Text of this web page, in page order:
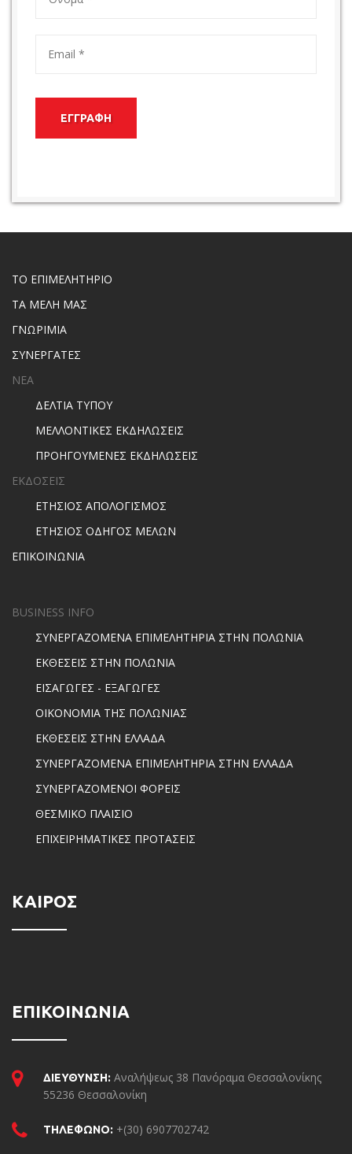
ΕΓΓΡΑΦΗ
ΤΟ ΕΠΙΜΕΛΗΤΗΡΙΟ
ΤΑ ΜΕΛΗ ΜΑΣ
ΓΝΩΡΙΜΙΑ
ΣΥΝΕΡΓΑΤΕΣ
ΝΕΑ
ΔΕΛΤΙΑ ΤΥΠΟΥ
ΜΕΛΛΟΝΤΙΚΕΣ ΕΚΔΗΛΩΣΕΙΣ
ΠΡΟΗΓΟΥΜΕΝΕΣ ΕΚΔΗΛΩΣΕΙΣ
ΕΚΔΟΣΕΙΣ
ΕΤΗΣΙΟΣ ΑΠΟΛΟΓΙΣΜΟΣ
ΕΤΗΣΙΟΣ ΟΔΗΓΟΣ ΜΕΛΩΝ
ΕΠΙΚΟΙΝΩΝΙΑ
BUSINESS INFO
ΣΥΝΕΡΓΑΖΟΜΕΝΑ ΕΠΙΜΕΛΗΤΗΡΙΑ ΣΤΗΝ ΠΟΛΩΝΙΑ
ΕΚΘΕΣΕΙΣ ΣΤΗΝ ΠΟΛΩΝΙΑ
ΕΙΣΑΓΩΓΕΣ - ΕΞΑΓΩΓΕΣ
ΟΙΚΟΝΟΜΙΑ ΤΗΣ ΠΟΛΩΝΙΑΣ
ΕΚΘΕΣΕΙΣ ΣΤΗΝ ΕΛΛΑΔΑ
ΣΥΝΕΡΓΑΖΟΜΕΝΑ ΕΠΙΜΕΛΗΤΗΡΙΑ ΣΤΗΝ ΕΛΛΑΔΑ
ΣΥΝΕΡΓΑΖΟΜΕΝΟΙ ΦΟΡΕΙΣ
ΘΕΣΜΙΚΟ ΠΛΑΙΣΙΟ
ΕΠΙΧΕΙΡΗΜΑΤΙΚΕΣ ΠΡΟΤΑΣΕΙΣ
ΚΑΙΡΟΣ
ΕΠΙΚΟΙΝΩΝΙΑ
ΔΙΕΥΘΥΝΣΗ: Αναλήψεως 38 Πανόραμα Θεσσαλονίκης
55236 Θεσσαλονίκη
ΤΗΛΕΦΩΝΟ: +(30) 6907702742